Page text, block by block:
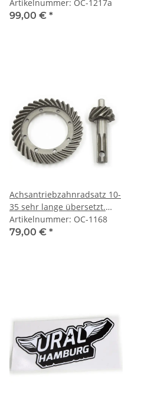
K750, M72. Depotware.
Artikelnummer: OC-1217a
99,00 € *
Achsantriebzahnradsatz 10-
35 sehr lange übersetzt.
Ural, Dnepr, K750, M72.
Artikelnummer: OC-1168
79,00 € *